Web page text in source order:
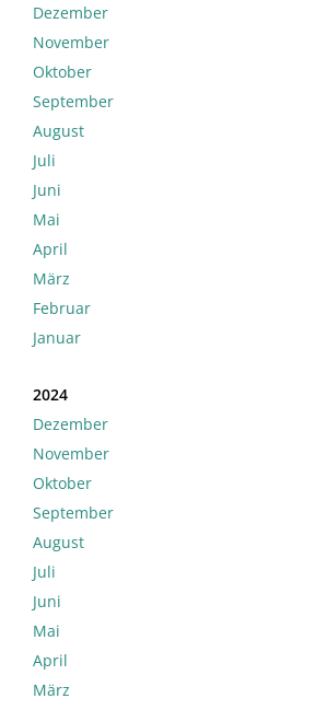
Dezember
November
Oktober
September
August
Juli
Juni
Mai
April
März
Februar
Januar
2024
Dezember
November
Oktober
September
August
Juli
Juni
Mai
April
März